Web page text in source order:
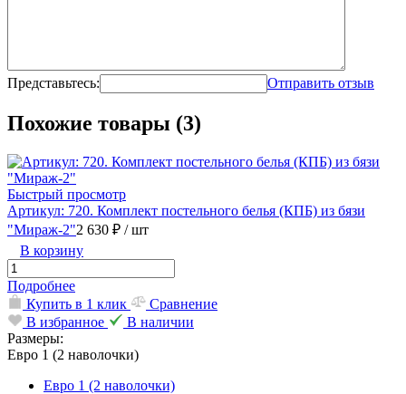
Представьтесь: Отправить отзыв
Похожие товары (3)
Быстрый просмотр
Артикул: 720. Комплект постельного белья (КПБ) из бязи
"Мираж-2"2 630 ₽ / шт
В корзину
Подробнее
Купить в 1 клик
Сравнение
В избранное
В наличии
Размеры:
Евро 1 (2 наволочки)
Евро 1 (2 наволочки)